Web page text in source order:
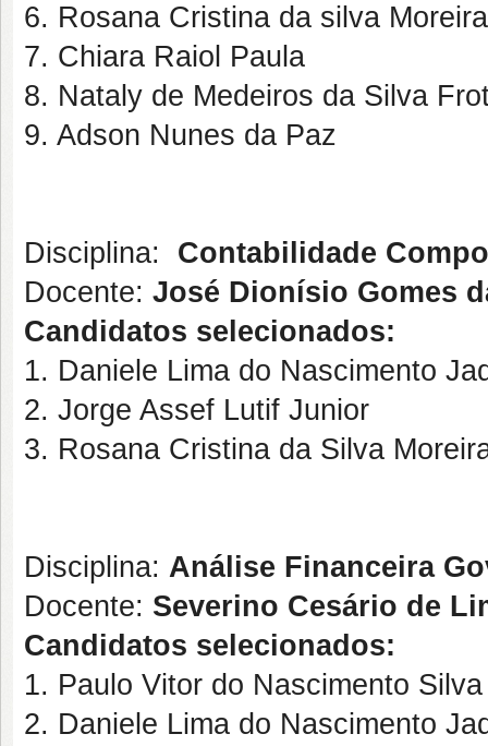
6. Rosana Cristina da silva Moreira
7. Chiara Raiol Paula
8. Nataly de Medeiros da Silva
9. Adson Nunes da Paz
Disciplina:
Contabilidade
Docente: José Dionísio Gomes
Candidatos selecionados:
1. Daniele Lima do Nascimento
2. Jorge Assef Lutif Junior
3. Rosana Cristina da Silva
Disciplina: Análise Financeira
Docente: Severino Cesário de
Candidatos selecionados:
1. Paulo Vitor do Nascimento Silva
2. Daniele Lima do Nascimento